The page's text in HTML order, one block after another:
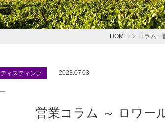
HOME コラム一
ティスティング 2023.07.03
営業コラム ～ ロワー